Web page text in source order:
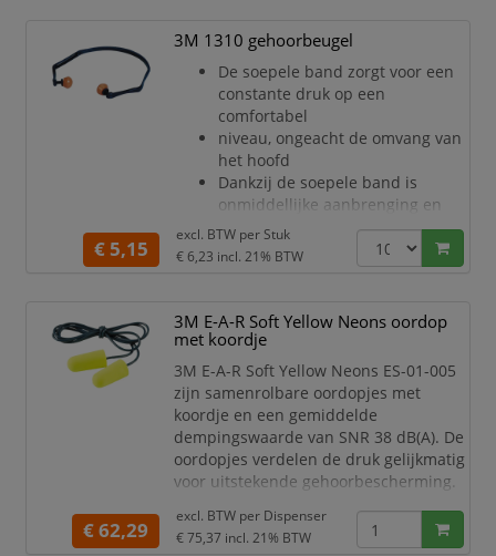
Geschikt voor wanneer er slechts
één hand beschikbaar is voor het
inbrengen van oordoppen
Met schuim ingekapseld ontwerp
zorgt voor hoge duurzaamheid
Compatibel met het 3M E-A-Rfit
Dual-Ear
3M 1310 gehoorbeugel
De soepele band zorgt voor een
constante druk op een
comfortabel
niveau, ongeacht de omvang van
het hoofd
Dankzij de soepele band is
onmiddellijke aanbrenging en
een optimale
positionering mogelijk
De ronde dopjes worden niet in
resulterend
in een betere hygiëne en minder
risico voor irritatie
Voordelige, makkelijk
vervangbare dopjes voor meer
gebruiksgemak
Felle kleur voor makkelijke
veiligheidscontro
€ 5,15
excl. BTW per Stuk
€ 6,23 incl. 21% BTW
3M E-A-R Soft Yellow Neons oordop
met koordje
3M E-A-R Soft Yellow Neons ES-01-005
zijn samenrolbare oordopjes met
koordje en een gemiddelde
dempingswaarde van SNR 38 dB(A). De
oordopjes verdelen de druk gelijkmatig
voor uitstekende gehoorbescherming.
zichtbaar blauw vinyl koordje
Gemaakt van een langzaam
€ 62,29
excl. BTW per Dispenser
€ 75,37 incl. 21% BTW